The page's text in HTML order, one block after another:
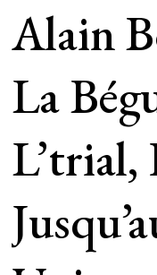
Alain
La
L’trial,